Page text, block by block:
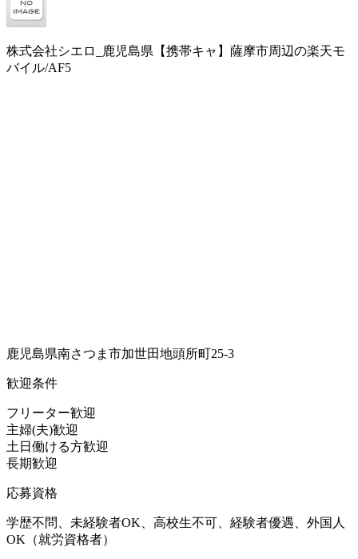
株式会社シエロ_鹿児島県【携帯キャ】薩摩市周辺の楽天モ
バイル/AF5
鹿児島県南さつま市加世田地頭所町25-3
歓迎条件
フリーター歓迎
主婦(夫)歓迎
土日働ける方歓迎
長期歓迎
応募資格
学歴不問、未経験者OK、高校生不可、経験者優遇、外国人
OK（就労資格者）